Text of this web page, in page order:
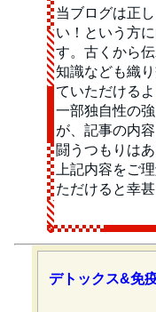
当ブログは正
い！という方
す。古くから
知識なども織
ていただける
一部独自性の
が、記事の内
闘うつもりはあ
上記内容をご
ただけると幸甚
デトックス&免